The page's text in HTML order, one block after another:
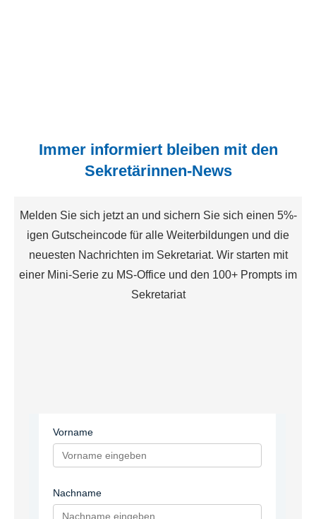
Immer informiert bleiben mit den
Sekretärinnen-News
Melden Sie sich jetzt an und sichern Sie sich einen 5%-
igen Gutscheincode für alle Weiterbildungen und die
neuesten Nachrichten im Sekretariat. Wir starten mit
einer Mini-Serie zu MS-Office und den 100+ Prompts im
Sekretariat
Vorname
Nachname